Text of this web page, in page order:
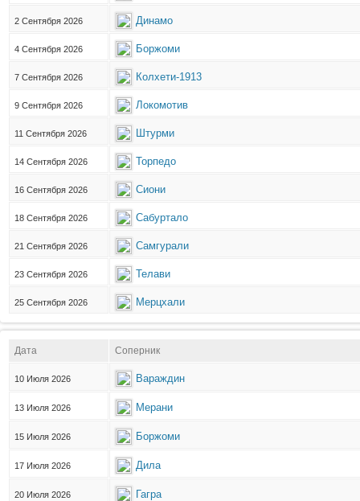
2 Сентября 2026 Динамо
4 Сентября 2026 Боржоми
7 Сентября 2026 Колхети-1913
9 Сентября 2026 Локомотив
11 Сентября 2026 Штурми
14 Сентября 2026 Торпедо
16 Сентября 2026 Сиони
18 Сентября 2026 Сабуртало
21 Сентября 2026 Самгурали
23 Сентября 2026 Телави
25 Сентября 2026 Мерцхали
Дата Соперник
10 Июля 2026 Вараждин
13 Июля 2026 Мерани
15 Июля 2026 Боржоми
17 Июля 2026 Дила
20 Июля 2026 Гагра